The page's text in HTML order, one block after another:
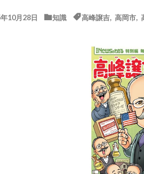
10月28日 知識 高峰譲吉, 高岡市,